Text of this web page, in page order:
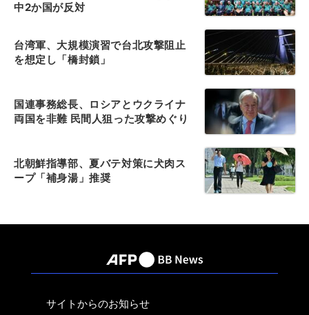
中2か国が反対
台湾軍、大規模演習で台北攻撃阻止
を想定し「橋封鎖」
国連事務総長、ロシアとウクライナ
両国を非難 民間人狙った攻撃めぐり
北朝鮮指導部、夏バテ対策に犬肉ス
ープ「補身湯」推奨
サイトからのお知らせ